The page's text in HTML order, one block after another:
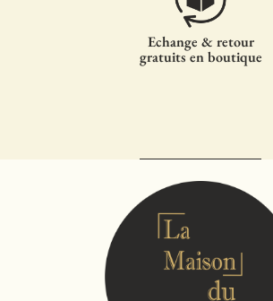
Echange & retour
gratuits en boutique